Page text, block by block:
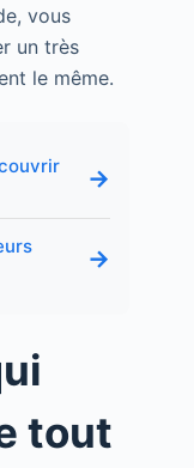
vous
un très
le même.
→
→
tout